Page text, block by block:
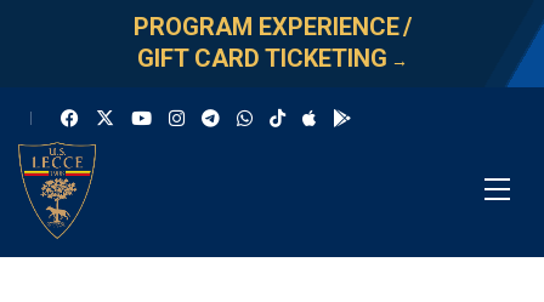
PROGRAM EXPERIENCE/
GIFT CARD TICKETING →